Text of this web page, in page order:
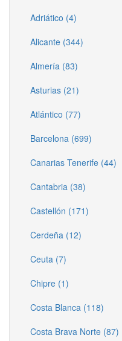
Adriático (4)
Alicante (344)
Almería (83)
Asturias (21)
Atlántico (77)
Barcelona (699)
Canarias Tenerife (44)
Cantabria (38)
Castellón (171)
Cerdeña (12)
Ceuta (7)
Chipre (1)
Costa Blanca (118)
Costa Brava Norte (87)